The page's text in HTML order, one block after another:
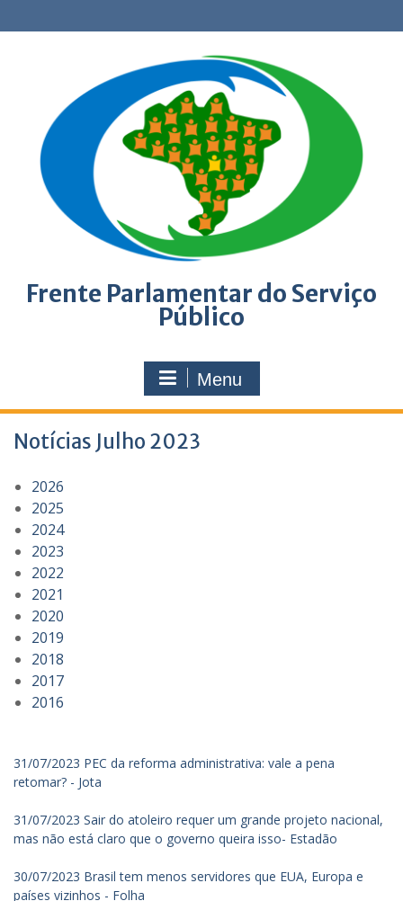
to
Frente Parlamentar do Serviço
Público
Menu
Notícias Julho 2023
2026
2025
2024
2023
2022
2021
2020
2019
2018
2017
2016
31/07/2023 PEC da reforma administrativa: vale a pena
retomar? - Jota
31/07/2023 Sair do atoleiro requer um grande projeto nacional,
mas não está claro que o governo queira isso- Estadão
30/07/2023 Brasil tem menos servidores que EUA, Europa e
países vizinhos - Folha